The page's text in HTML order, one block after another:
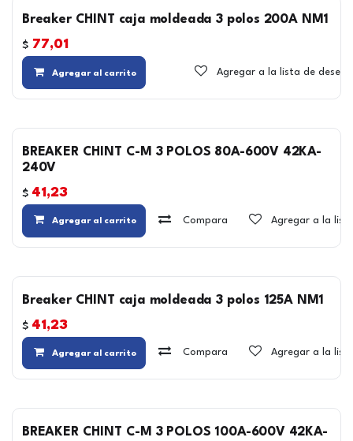
Breaker CHINT caja moldeada 3 polos 200A NM1
$ 77,01
Agregar al carrito Agregar a la lista de deseos
BREAKER CHINT C-M 3 POLOS 80A-600V 42KA-
240V
$ 41,23
Agregar al carrito Compara Agregar a la
Breaker CHINT caja moldeada 3 polos 125A NM1
$ 41,23
Agregar al carrito Compara Agregar a la
BREAKER CHINT C-M 3 POLOS 100A-600V 42KA-